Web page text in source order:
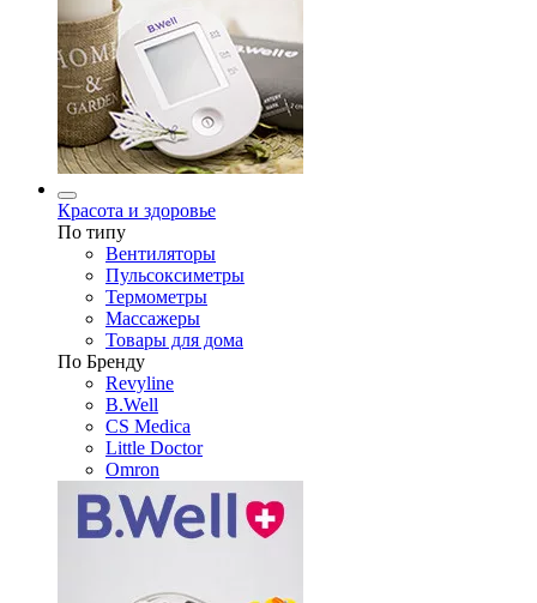
Красота и здоровье
По типу
Вентиляторы
Пульсоксиметры
Термометры
Массажеры
Товары для дома
По Бренду
Revyline
B.Well
CS Medica
Little Doctor
Omron